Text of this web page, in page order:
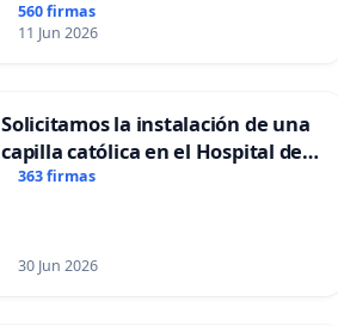
560 firmas
11 Jun 2026
Solicitamos la instalación de una
capilla católica en el Hospital de
Alcañiz
363 firmas
30 Jun 2026